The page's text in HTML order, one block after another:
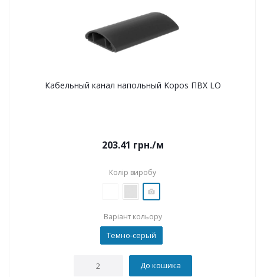
Кабельный канал напольный Kopos ПВХ LO
203.41 грн./м
Колір виробу
Варіант кольору
Темно-серый
До кошика